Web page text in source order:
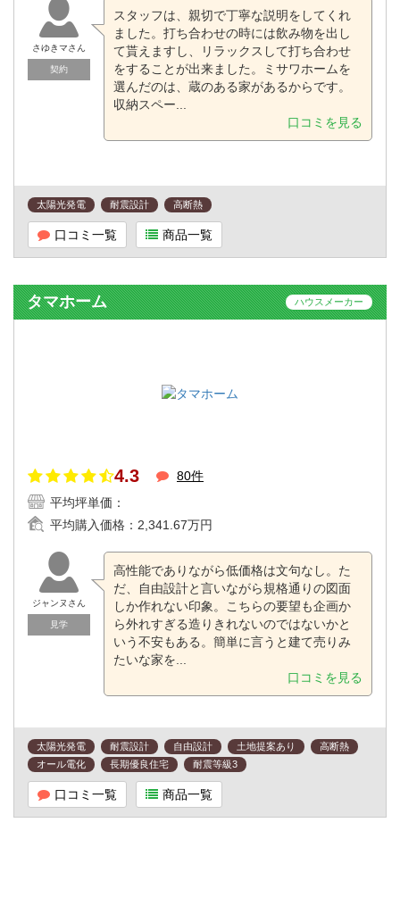
さゆきマさん
契約
スタッフは、親切で丁寧な説明をしてくれ
ました。打ち合わせの時には飲み物を出し
て貰えますし、リラックスして打ち合わせ
をすることが出来ました。ミサワホームを
選んだのは、蔵のある家があるからです。
収納スペー...
口コミを見る
太陽光発電 耐震設計 高断熱
口コミ一覧 商品一覧
タマホーム ハウスメーカー
4.3
80件
平均坪単価：
平均購入価格： 2,341.67万円
ジャンヌさん
見学
高性能でありながら低価格は文句なし。た
だ、自由設計と言いながら規格通りの図面
しか作れない印象。こちらの要望も企画か
ら外れすぎる造りきれないのではないかと
いう不安もある。簡単に言うと建て売りみ
たいな家を...
口コミを見る
太陽光発電 耐震設計 自由設計 土地提案あり
高断熱
オール電化
長期優良住宅 耐震等級3
口コミ一覧 商品一覧